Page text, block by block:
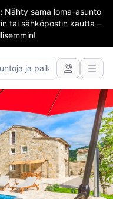
Nähty sama loma-asunto
tai sähköpostin kautta –